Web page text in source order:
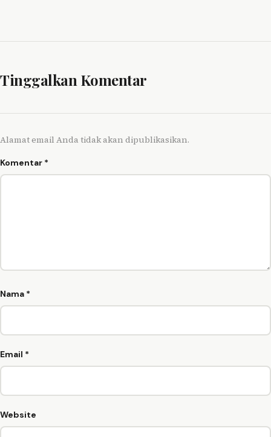
Tinggalkan Komentar
Alamat email Anda tidak akan dipublikasikan.
Komentar *
Nama *
Email *
Website